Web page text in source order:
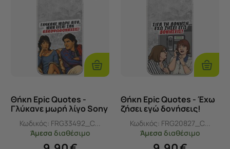
Προσθήκη
Στο
Καλάθι
Θήκη Epic Quotes -
Γλύκανε μωρή λίγο Sony
Xperia XA Flexible TPU
(Διάφανη Σιλικόνη)
Κωδικός: FRG33492_C...
Άμεσα διαθέσιμο
Στο
Καλάθι
Θήκη Epic Quotes - Έχω
ζήσει εγώ δονήσεις!
Sony Xperia XA Flexible
TPU (Διάφανη Σιλικόνη)
Κωδικός: FRG20827_C...
Άμεσα διαθέσιμο